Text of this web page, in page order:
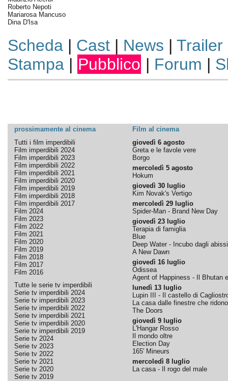
Roberto Nepoti
Mariarosa Mancuso
Dina D'Isa
Scheda| Cast| News | Trailer
Stampa| Pubblico | Forum |
prossimamente al cinema
Film al cinema
Tutti i film imperdibili
Film imperdibili 2024
Film imperdibili 2023
Film imperdibili 2022
Film imperdibili 2021
Film imperdibili 2020
Film imperdibili 2019
Film imperdibili 2018
Film imperdibili 2017
Film 2024
Film 2023
Film 2022
Film 2021
Film 2020
Film 2019
Film 2018
Film 2017
Film 2016
Tutte le serie tv imperdibili
Serie tv imperdibili 2024
Serie tv imperdibili 2023
Serie tv imperdibili 2022
Serie tv imperdibili 2021
Serie tv imperdibili 2020
Serie tv imperdibili 2019
Serie tv 2024
Serie tv 2023
Serie tv 2022
Serie tv 2021
Serie tv 2020
Serie tv 2019
giovedì 6 agosto
Greta e le favole vere
Borgo
mercoledì 5 agosto
Hokum
giovedì 30 luglio
Kim Novak's Vertigo
mercoledì 29 luglio
Spider-Man - Brand New Day
giovedì 23 luglio
Terapia di famiglia
Blue
Deep Water - Incubo dagli abissi
A New Dawn
giovedì 16 luglio
Odissea
Agent of Happiness - Il Bhutan
lunedì 13 luglio
Lupin III - Il castello di
La casa dalle finestre che ridono
The Doors
giovedì 9 luglio
L'Hangar Rosso
Il mondo oltre
Election Day
165' Mineurs
mercoledì 8 luglio
La casa - Il rogo del male